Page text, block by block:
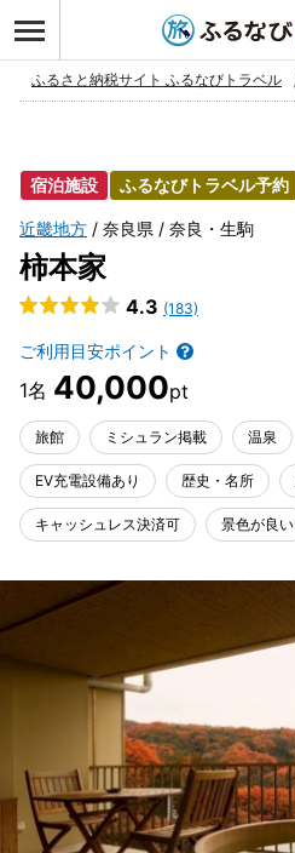
お気に入り
ふるさと納税サイト ふるなびトラベル
宿泊施設 ふるなびトラベル予約
近畿地方 奈良県 奈良・生駒
柿本家
4.3 (183)
ご利用目安ポイント
40,000
旅館 ミシュラン掲載 温泉
EV充電設備あり 歴史・名所
キャッシュレス決済可 景色が良い